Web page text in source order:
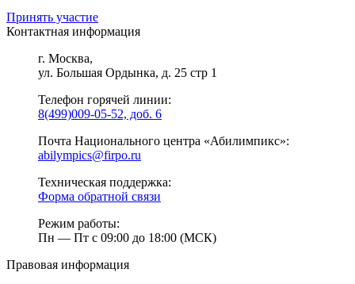
Принять участие
Контактная информация
г. Москва,
ул. Большая Ордынка, д. 25 стр 1
Телефон горячей линии:
8(499)009-05-52, доб. 6
Почта Национального центра «Абилимпикс»:
abilympics@firpo.ru
Техническая поддержка:
Форма обратной связи
Режим работы:
Пн — Пт с 09:00 до 18:00 (МСК)
Правовая информация